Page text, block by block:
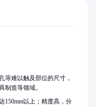
等难以触及部位的尺寸，
制造等领域。
150mm以上；精度高，分